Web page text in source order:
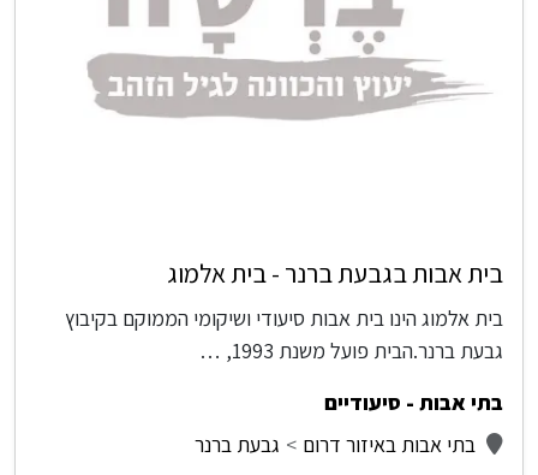
בית אבות בגבעת ברנר - בית אלמוג
בית אלמוג הינו בית אבות סיעודי ושיקומי הממוקם בקיבוץ
גבעת ברנר.הבית פועל משנת 1993, …
בתי אבות - סיעודיים
בתי אבות באיזור דרום
גבעת ברנר